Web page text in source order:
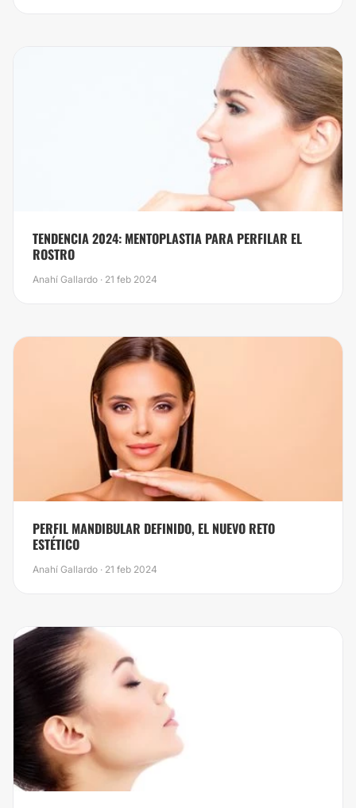
TENDENCIA 2024: MENTOPLASTIA PARA PERFILAR EL
ROSTRO
Anahí Gallardo · 21 feb 2024
PERFIL MANDIBULAR DEFINIDO, EL NUEVO RETO
ESTÉTICO
Anahí Gallardo · 21 feb 2024